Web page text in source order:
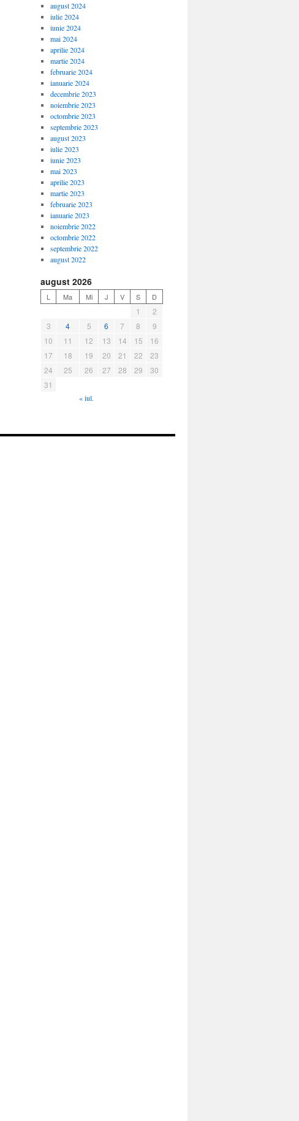
august 2024
iulie 2024
iunie 2024
mai 2024
aprilie 2024
martie 2024
februarie 2024
ianuarie 2024
decembrie 2023
noiembrie 2023
octombrie 2023
septembrie 2023
august 2023
iulie 2023
iunie 2023
mai 2023
aprilie 2023
martie 2023
februarie 2023
ianuarie 2023
noiembrie 2022
octombrie 2022
septembrie 2022
august 2022
august 2026
L Ma Mi J V S D
1
2
3
4 5 6 7 8
9
10
11 12 13 14 15
16
17
18 19 20 21 22
23
24
25 26 27 28 29
30
31
« iul.